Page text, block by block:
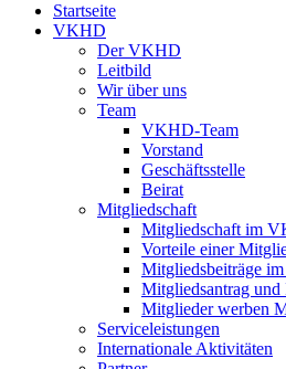
Startseite
VKHD
Der VKHD
Leitbild
Wir über uns
Team
VKHD-Team
Vorstand
Geschäftsstelle
Beirat
Mitgliedschaft
Mitgliedschaft im
Vorteile einer
Mitgliedsbeiträge
Mitgliedsantrag und
Mitglieder werben
Serviceleistungen
Internationale Aktivitäten